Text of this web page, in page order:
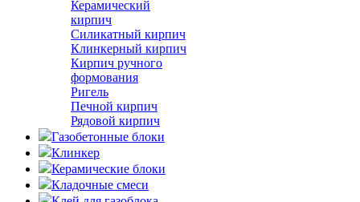
Керамический
кирпич
Силикатный кирпич
Клинкерный кирпич
Кирпич ручного
формования
Ригель
Печной кирпич
Рядовой кирпич
Газобетонные блоки
Клинкер
Керамические блоки
Кладочные смеси